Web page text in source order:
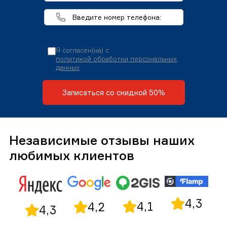
Я согласен(на) с
политикой обработки персональных
данных
Записаться со скидкой 50%
Независимые отзывы наших
любимых клиентов
4,3 4,2 4,1 4,3